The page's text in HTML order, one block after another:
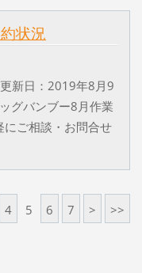
状況
新日：2019年8月9
グバンブー8月作業
ご相談・お問合せ
4 5 6 7 > >>